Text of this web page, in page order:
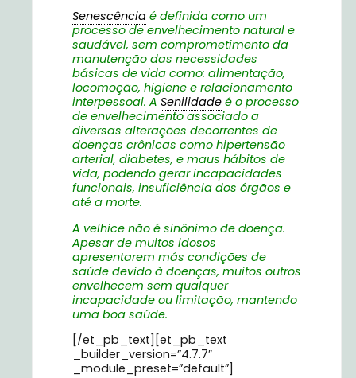
Senescência é definida como um
processo de envelhecimento natural e
saudável, sem comprometimento da
manutenção das necessidades
básicas de vida como: alimentação,
locomoção, higiene e relacionamento
interpessoal. A Senilidade é o processo
de envelhecimento associado a
diversas alterações decorrentes de
doenças crônicas como hipertensão
arterial, diabetes, e maus hábitos de
vida, podendo gerar incapacidades
funcionais, insuficiência dos órgãos e
até a morte.
A velhice não é sinônimo de doença.
Apesar de muitos idosos
apresentarem más condições de
saúde devido à doenças, muitos outros
envelhecem sem qualquer
incapacidade ou limitação, mantendo
uma boa saúde.
[/et_pb_text][et_pb_text
_builder_version=”4.7.7″
_module_preset=”default”]